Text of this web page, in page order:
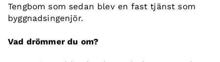
Tengbom som sedan blev en fast tjänst som
byggnadsingenjör.
Vad drömmer du om?